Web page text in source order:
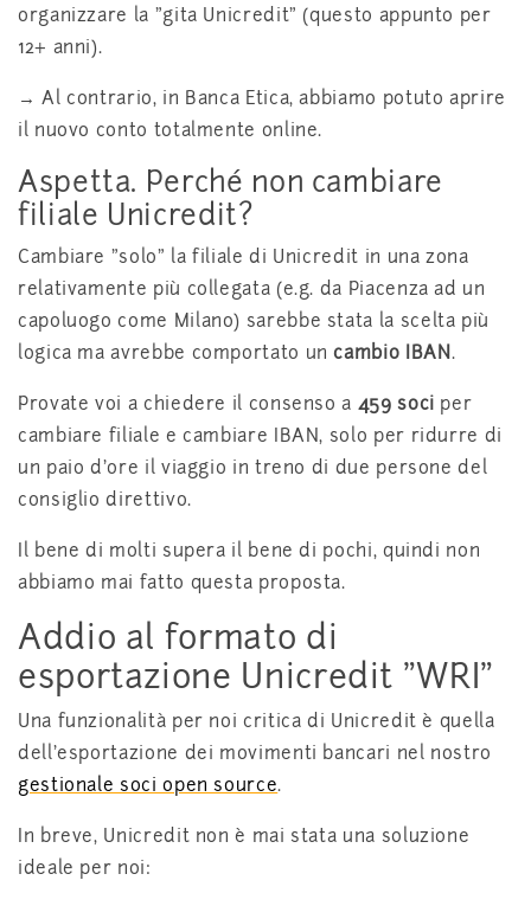
organizzare la "gita Unicredit" (questo appunto per
12+ anni).
→ Al contrario, in Banca Etica, abbiamo potuto aprire
il nuovo conto totalmente online.
Aspetta. Perché non cambiare
filiale Unicredit?
Cambiare "solo" la filiale di Unicredit in una zona
relativamente più collegata (e.g. da Piacenza ad un
capoluogo come Milano) sarebbe stata la scelta più
logica ma avrebbe comportato uncambio IBAN.
Provate voi a chiedere il consenso a 459 soci per
cambiare filiale e cambiare IBAN, solo per ridurre di
un paio d'ore il viaggio in treno di due persone del
consiglio direttivo.
Il bene di molti supera il bene di pochi, quindi non
abbiamo mai fatto questa proposta.
Addio al formato di
esportazione Unicredit "WRI"
Una funzionalità per noi critica di Unicredit è quella
dell'esportazione dei movimenti bancari nel nostro
gestionale soci open source.
In breve, Unicredit non è mai stata una soluzione
ideale per noi: